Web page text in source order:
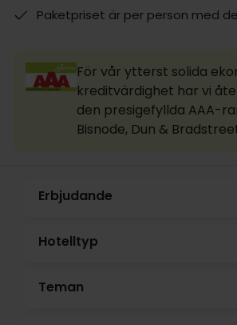
Paketpriset är per person med
För vår ytterst solida
kreditvärdighet har vi
den presigefyllda AAA-
Bisnode, Dun &
Erbjudande
Hotelltyp
Teman